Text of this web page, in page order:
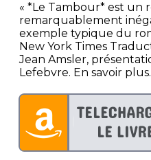
« *Le Tambour* est un
remarquablement
exemple typique du
New York Times
Jean Amsler,
Lefebvre. En savoir plus.